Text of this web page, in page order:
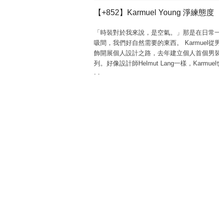
【+852】Karmuel Young 淨練態度
「時裝對於我來說，是空氣。」那是在日常
吸間，我們好自然需要的東西。 Karmuel從
飾開展個人設計之路，去年建立個人首個男
列。好像設計師Helmut Lang一樣，Karmuel
· ·